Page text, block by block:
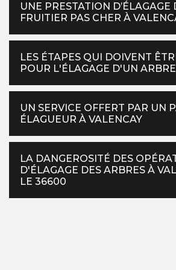
UNE PRESTATION D’ÉLAGAGE
FRUITIER PAS CHER À
LES ÉTAPES QUI DOIVENT
POUR L'ÉLAGAGE D'UN ARBRE
UN SERVICE OFFERT PAR UN
ÉLAGUEUR À VALENCAY
LA DANGEROSITÉ DES
D'ÉLAGAGE DES ARBRES À
LE 36600